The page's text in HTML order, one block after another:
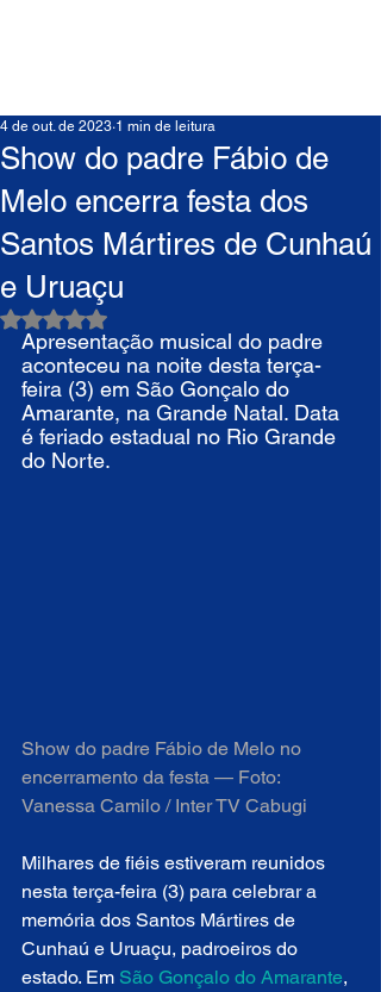
Show do padre Fábio de
Melo encerra festa dos
Santos Mártires de Cunhaú
e Uruaçu
4 de out. de 2023 1 min de leitura
Avaliado com NaN de 5 estrelas.
Apresentação musical do padre
aconteceu na noite desta terça-
feira (3) em São Gonçalo do
Amarante, na Grande Natal. Data
é feriado estadual no Rio Grande
do Norte.
Show do padre Fábio de Melo no
encerramento da festa — Foto:
Vanessa Camilo / Inter TV Cabugi
Milhares de fiéis estiveram reunidos
nesta terça-feira (3) para celebrar a
memória dos Santos Mártires de
Cunhaú e Uruaçu, padroeiros do
estado. Em São Gonçalo do Amarante,